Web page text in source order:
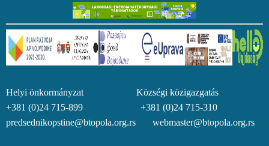
Helyi önkormányzat Községi közigazgatás
+381 (0)24 715-899 +381 (0)24 715-310
predsednikopstine@btopola.org.rs webmaster@btopola.org.rs